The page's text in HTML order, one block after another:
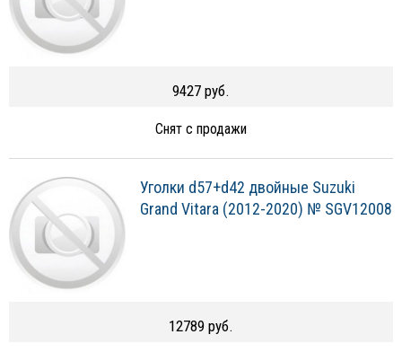
9427 руб.
Снят с продажи
Уголки d57+d42 двойные Suzuki
Grand Vitara (2012-2020) № SGV12008
12789 руб.